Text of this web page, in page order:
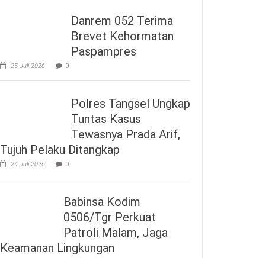
Danrem 052 Terima
Brevet Kehormatan
Paspampres
25 Juli 2026 0
Polres Tangsel Ungkap
Tuntas Kasus
Tewasnya Prada Arif,
Tujuh Pelaku Ditangkap
24 Juli 2026 0
Babinsa Kodim
0506/Tgr Perkuat
Patroli Malam, Jaga
Keamanan Lingkungan